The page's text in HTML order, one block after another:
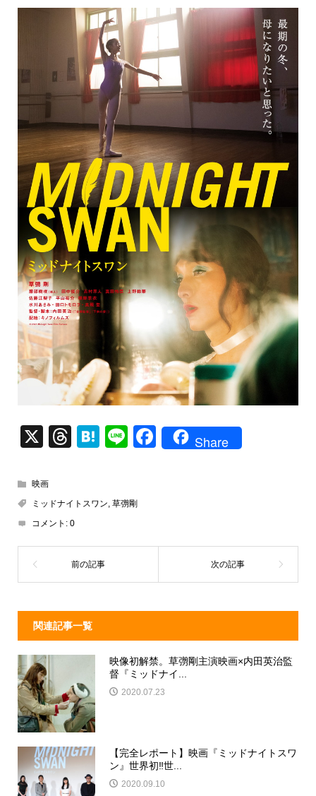
X
T
a
d
s
H
n
Li
F
o
Share
映画
ミッドナイトスワン 草彅剛
コメント: 0
関連記事一覧
映像初解禁。草彅剛主演映画×内田英治監
督『ミッドナイ...
2020.07.23
【完全レポート】映画『ミッドナイトスワ
ン』世界初‼世...
2020.09.10